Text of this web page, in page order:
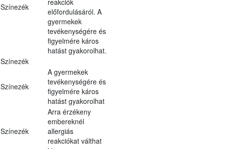
Színezék
előfordulásáról. A
gyermekek
tevékenységére és
figyelmére káros
hatást gyakorolhat.
Színezék
Színezék
A gyermekek
tevékenységére és
figyelmére káros
hatást gyakorolhat
Színezék
Arra érzékeny
embereknél
allergiás
reakciókat válthat